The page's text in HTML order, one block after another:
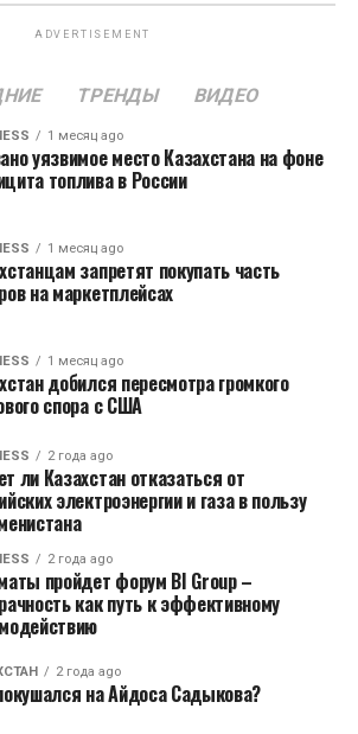
ADVERTISEMENT
ТРЕНДЫ ВИДЕО
1 месяц ago
уязвимое место Казахстана на фоне
топлива в России
1 месяц ago
запретят покупать часть
на маркетплейсах
1 месяц ago
добился пересмотра громкого
спора с США
2 года ago
ли Казахстан отказаться от
электроэнергии и газа в пользу
2 года ago
пройдет форум BI Group –
как путь к эффективному
2 года ago
на Айдоса Садыкова?